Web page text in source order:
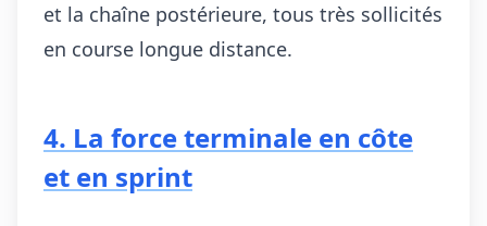
et la chaîne postérieure, tous très sollicités
en course longue distance.
4. La force terminale en côte
et en sprint